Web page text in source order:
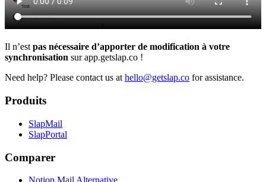
Il n’est pas nécessaire d’apporter de modification à votre
synchronisation sur app.getslap.co !
Need help? Please contact us at hello@getslap.co for assistance.
Produits
SlapMail
SlapPortal
Comparer